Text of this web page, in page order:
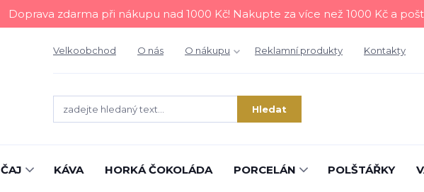
Doprava zdarma při nákupu nad 1000 Kč! Nakupte za více než 1000 Kč a
Velkoobchod O nás O nákupu Reklamní produkty Kontakty
Hledat
ČAJ KÁVA HORKÁ ČOKOLÁDA PORCELÁN POLŠTÁŘKY